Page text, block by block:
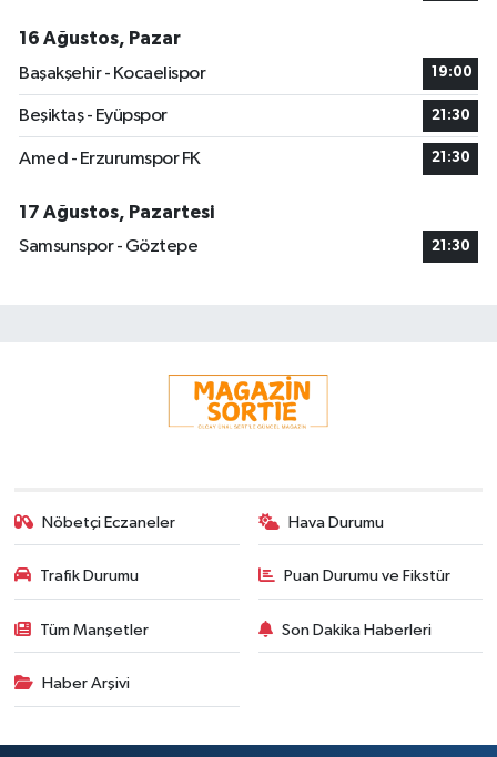
16 Ağustos, Pazar
Başakşehir - Kocaelispor
19:00
Beşiktaş - Eyüpspor 21:30
Amed - Erzurumspor FK 21:30
17 Ağustos, Pazartesi
Samsunspor - Göztepe
21:30
Nöbetçi Eczaneler Hava Durumu
Trafik Durumu Puan Durumu ve Fikstür
Tüm Manşetler Son Dakika Haberleri
Haber Arşivi